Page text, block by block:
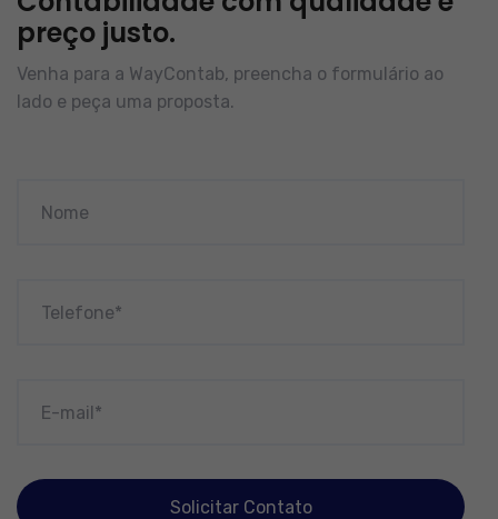
preço justo.
Venha para a WayContab, preencha o formulário ao
lado e peça uma proposta.